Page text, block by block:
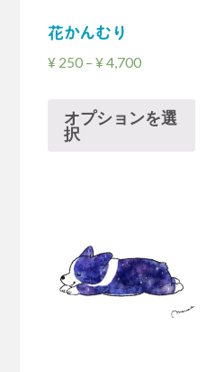
花かんむり
¥250– ¥4,700
オプションを選
択